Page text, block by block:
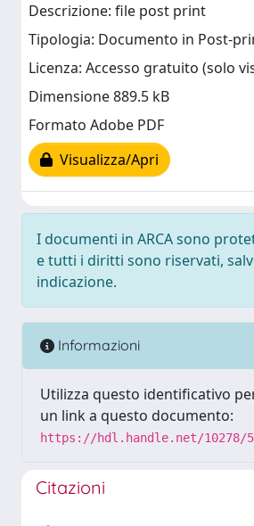
Descrizione: file post print
Tipologia: Documento in Post-
Licenza: Accesso gratuito (solo
Dimensione 889.5 kB
Formato Adobe PDF
Visualizza/Apri
I documenti in ARCA sono
e tutti i diritti sono riservati,
indicazione.
Informazioni
Utilizza questo identificativo
un link a questo documento:
https://hdl.handle.net/10278/
Citazioni